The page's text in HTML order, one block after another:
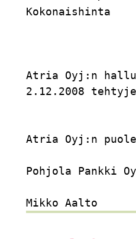
Atria Oyj:n
2.12.2008
Atria Oyj:n
Pohjola Pankki